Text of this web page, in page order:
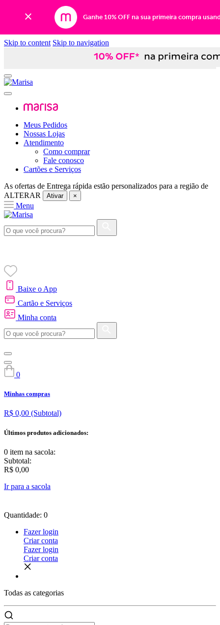
Ganhe 10% OFF na sua primeira compra
Skip to content Skip to navigation
Meus Pedidos
Nossas Lojas
Atendimento
Como comprar
Fale conosco
Cartões e Serviços
As ofertas de Entrega rápida estão personalizados para a região de
ALTERAR
Ativar ×
Menu
Baixe o App
Cartão e Serviços
Minha conta
0
Minhas compras
R$ 0,00 (Subtotal)
Últimos produtos adicionados:
0 item na sacola:
Subtotal:
R$ 0,00
Ir para a sacola
Quantidade: 0
Fazer login
Criar conta
Fazer login
Criar conta
Todas as categorias